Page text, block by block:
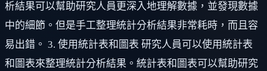
析結果可以幫助研究人員更深入地理解數據，並發現數據
中的細節。但是手工整理統計分析結果非常耗時，而且容
易出錯。 3. 使用統計表和圖表 研究人員可以使用統計表
和圖表來整理統計分析結果。統計表和圖表可以幫助研究